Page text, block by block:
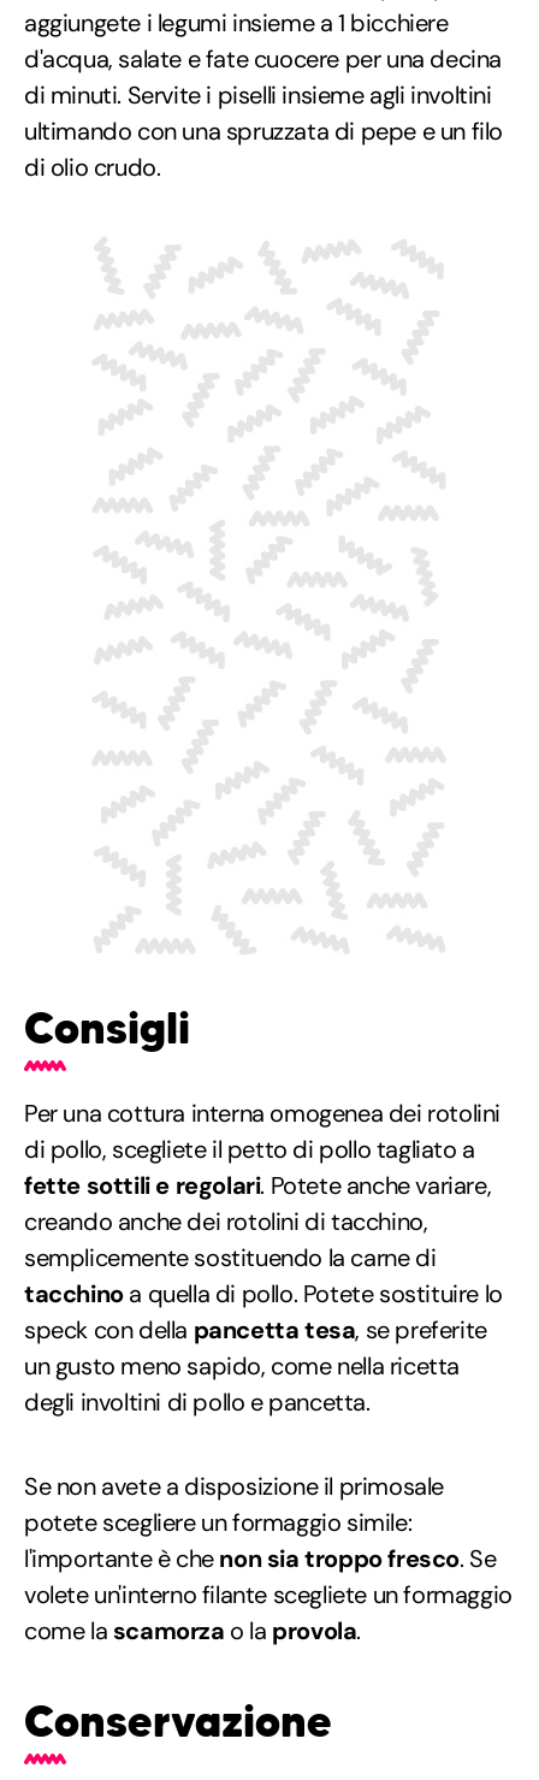
aggiungete i legumi insieme a 1 bicchiere
d'acqua, salate e fate cuocere per una decina
di minuti. Servite i piselli insieme agli involtini
ultimando con una spruzzata di pepe e un filo
di olio crudo.
Consigli
Per una cottura interna omogenea dei rotolini
di pollo, scegliete il petto di pollo tagliato a
fette sottili e regolari. Potete anche variare,
creando anche dei rotolini di tacchino,
semplicemente sostituendo la carne di
tacchinoa quella di pollo. Potete sostituire lo
speck con della pancetta tesa, se preferite
un gusto meno sapido, come nella ricetta
degli involtini di pollo e pancetta.
Se non avete a disposizione il primosale
potete scegliere un formaggio simile:
l'importante è chenon sia troppo fresco. Se
volete un'interno filante scegliete un formaggio
come la scamorza o la provola.
Conservazione